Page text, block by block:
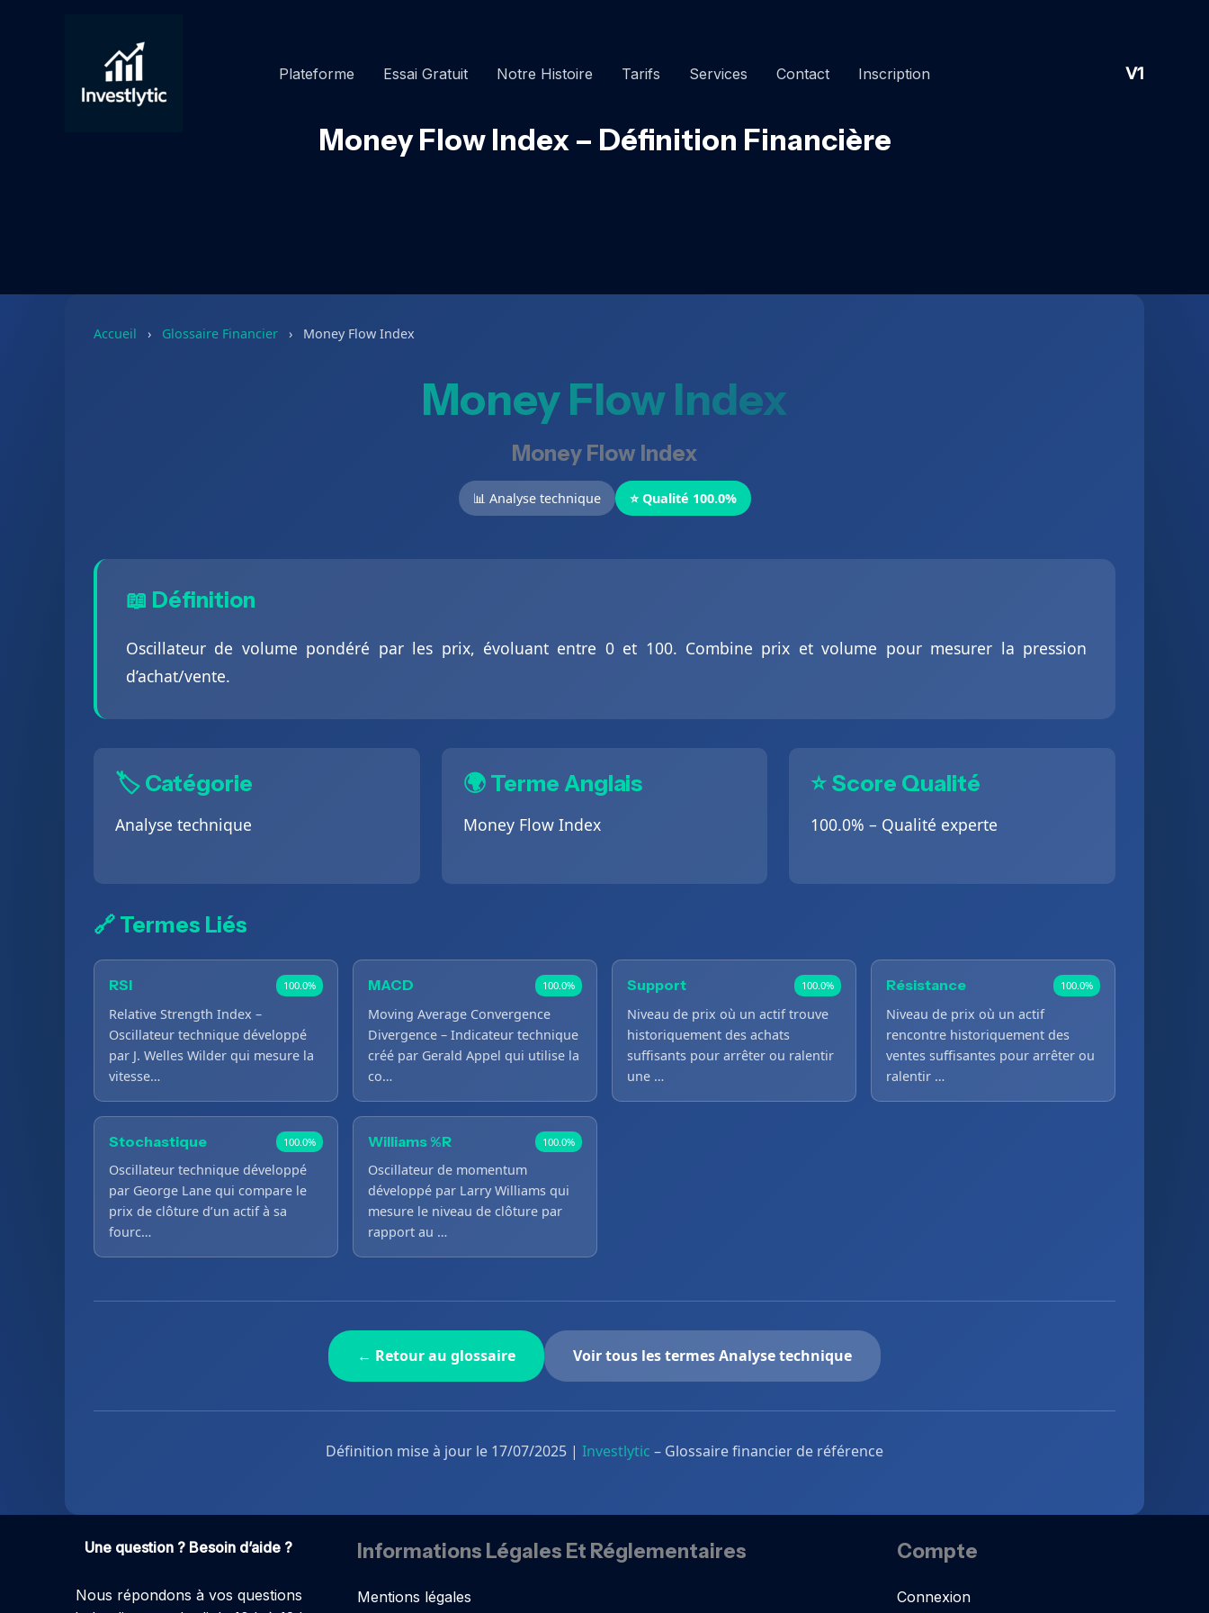
Plateforme
Essai Gratuit Notre Histoire Tarifs Services Contact Inscription V1
Money Flow Index – Définition Financière
Accueil › Glossaire Financier › Money Flow Index
Money Flow Index
Money Flow Index
📊 Analyse technique ⭐ Qualité 100.0%
📖 Définition
Oscillateur de volume pondéré par les prix, évoluant entre 0 et 100. Combine prix et volume pour mesurer la pression
d’achat/vente.
🏷️ Catégorie
Analyse technique
🌍 Terme Anglais
Money Flow Index
⭐ Score Qualité
100.0% – Qualité experte
🔗 Termes Liés
RSI 100.0%
Relative Strength Index –
Oscillateur technique développé
par J. Welles Wilder qui mesure la
vitesse…
MACD 100.0%
Moving Average Convergence
Divergence – Indicateur technique
créé par Gerald Appel qui utilise la
co…
Support 100.0%
Niveau de prix où un actif trouve
historiquement des achats
suffisants pour arrêter ou ralentir
une …
Résistance 100.0%
Niveau de prix où un actif
rencontre historiquement des
ventes suffisantes pour arrêter ou
ralentir …
Stochastique 100.0%
Oscillateur technique développé
par George Lane qui compare le
prix de clôture d’un actif à sa
fourc…
Williams %R 100.0%
Oscillateur de momentum
développé par Larry Williams qui
mesure le niveau de clôture par
rapport au …
← Retour au glossaire Voir tous les termes Analyse technique
Définition mise à jour le 17/07/2025 | Investlytic – Glossaire financier de référence
Une question ? Besoin d’aide ?
Nous répondons à vos questions
Informations Légales Et Réglementaires
Mentions légales
Compte
Connexion